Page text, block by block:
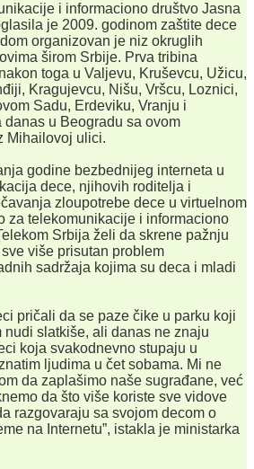
i informaciono društvo Jasna
je 2009. godinom zaštite dece
organizovan je niz okruglih
širom Srbije. Prva tribina
toga u Valjevu, Kruševcu, Užicu,
Kragujevcu, Nišu, Vršcu, Loznici,
Sadu, Erdeviku, Vranju i
danas u Beogradu sa ovom
Mihailovoj ulici.
godine bezbednijeg interneta u
dece, njihovih roditelja i
zloupotrebe dece u virtuelnom
za telekomunikacije i informaciono
Srbija želi da skrene pažnju
više prisutan problem
sadržaja kojima su deca i mladi
pričali da se paze čike u parku koji
slatkiše, ali danas ne znaju
koja svakodnevno stupaju u
ljudima u čet sobama. Mi ne
da zaplašimo naše sugrađane, već
da što više koriste sve vidove
razgovaraju sa svojom decom o
na Internetu”, istakla je ministarka